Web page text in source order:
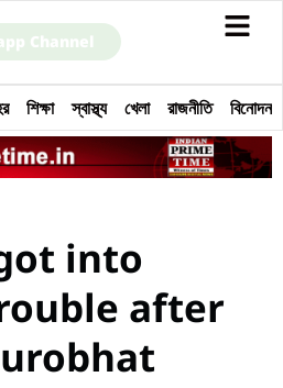
Channel
শিক্ষা স্বাস্থ্য খেলা রাজনীতি বিনোদন
into
after